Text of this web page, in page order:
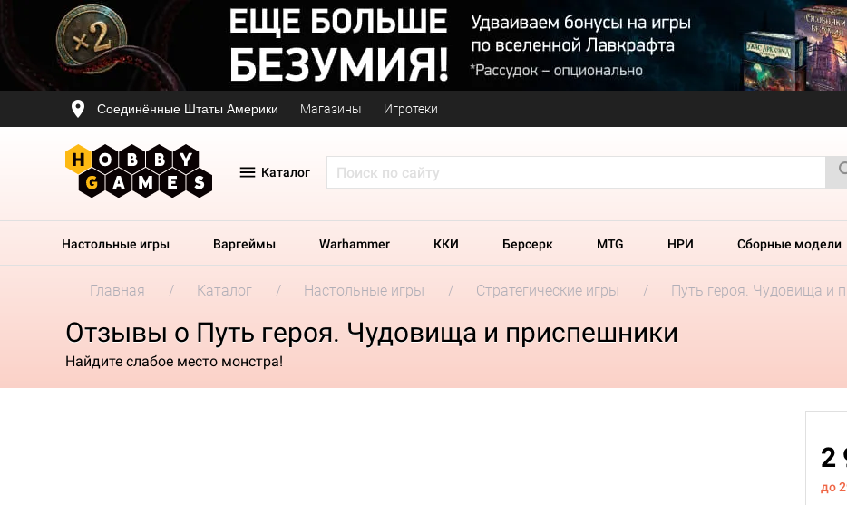
Соединённые Штаты Америки Магазины Игротеки
Каталог
Настольные игры Варгеймы Warhammer ККИ Берсерк MTG НРИ Сборные модели
Главная Каталог Настольные игры Стратегические игры Путь героя. Чудовища и
Отзывы о Путь героя. Чудовища и приспешники
Найдите слабое место монстра!
2
до